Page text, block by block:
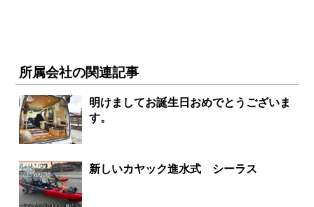
所属会社の関連記事
明けましてお誕生日おめでとうございま
す。
新しいカヤック進水式 シーラス